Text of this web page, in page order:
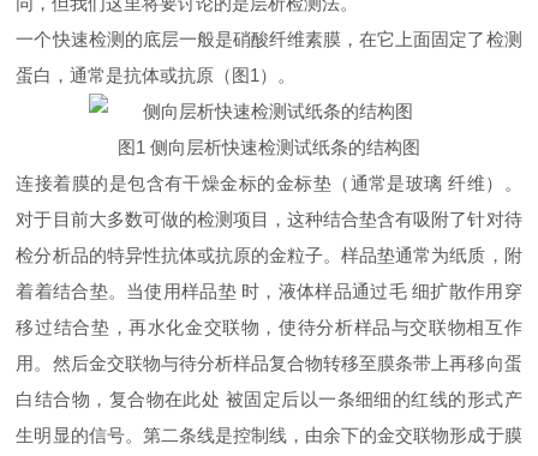
一个快速检测的底层一般是硝酸纤维素膜，在它上面固定了检测
蛋白，通常是抗体或抗原（图1）。
图1 侧向层析快速检测试纸条的结构图
连接着膜的是包含有干燥金标的金标垫（通常是玻璃 纤维）。
对于目前大多数可做的检测项目，这种结合垫含有吸附了针对待
检分析品的特异性抗体或抗原的金粒子。样品垫通常为纸质，附
着着结合垫。当使用样品垫 时，液体样品通过毛 细扩散作用穿
移过结合垫，再水化金交联物，使待分析样品与交联物相互作
用。然后金交联物与待分析样品复合物转移至膜条带上再移向蛋
白结合物，复合物在此处 被固定后以一条细细的红线的形式产
生明显的信号。第二条线是控制线，由余下的金交联物形成于膜